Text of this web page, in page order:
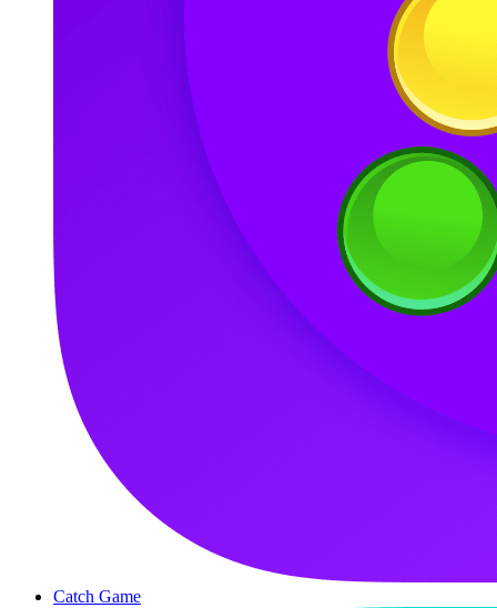
Catch Game